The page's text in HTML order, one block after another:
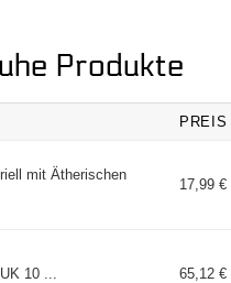
Produkte
PREIS
mit Ätherischen
17,99 €
10 ... 65,12 €